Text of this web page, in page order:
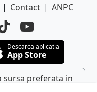
| Contact | ANPC
Descarca aplicatia
App Store
sursa preferata in